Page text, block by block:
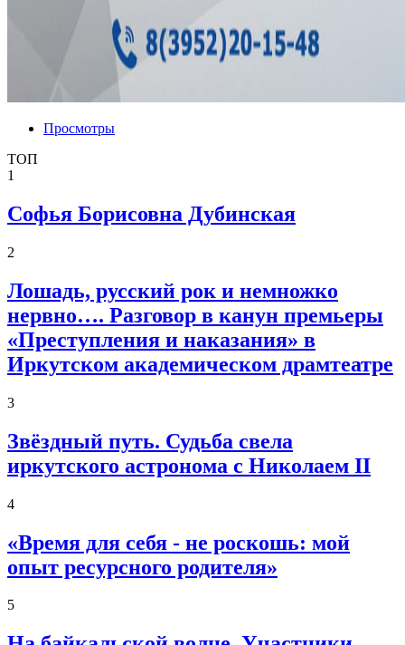
Просмотры
ТОП
1
Софья Борисовна Дубинская
2
Лошадь, русский рок и немножко
нервно…. Разговор в канун премьеры
«Преступления и наказания» в
Иркутском академическом драмтеатре
3
Звёздный путь. Судьба свела
иркутского астронома с Николаем II
4
«Время для себя - не роскошь: мой
опыт ресурсного родителя»
5